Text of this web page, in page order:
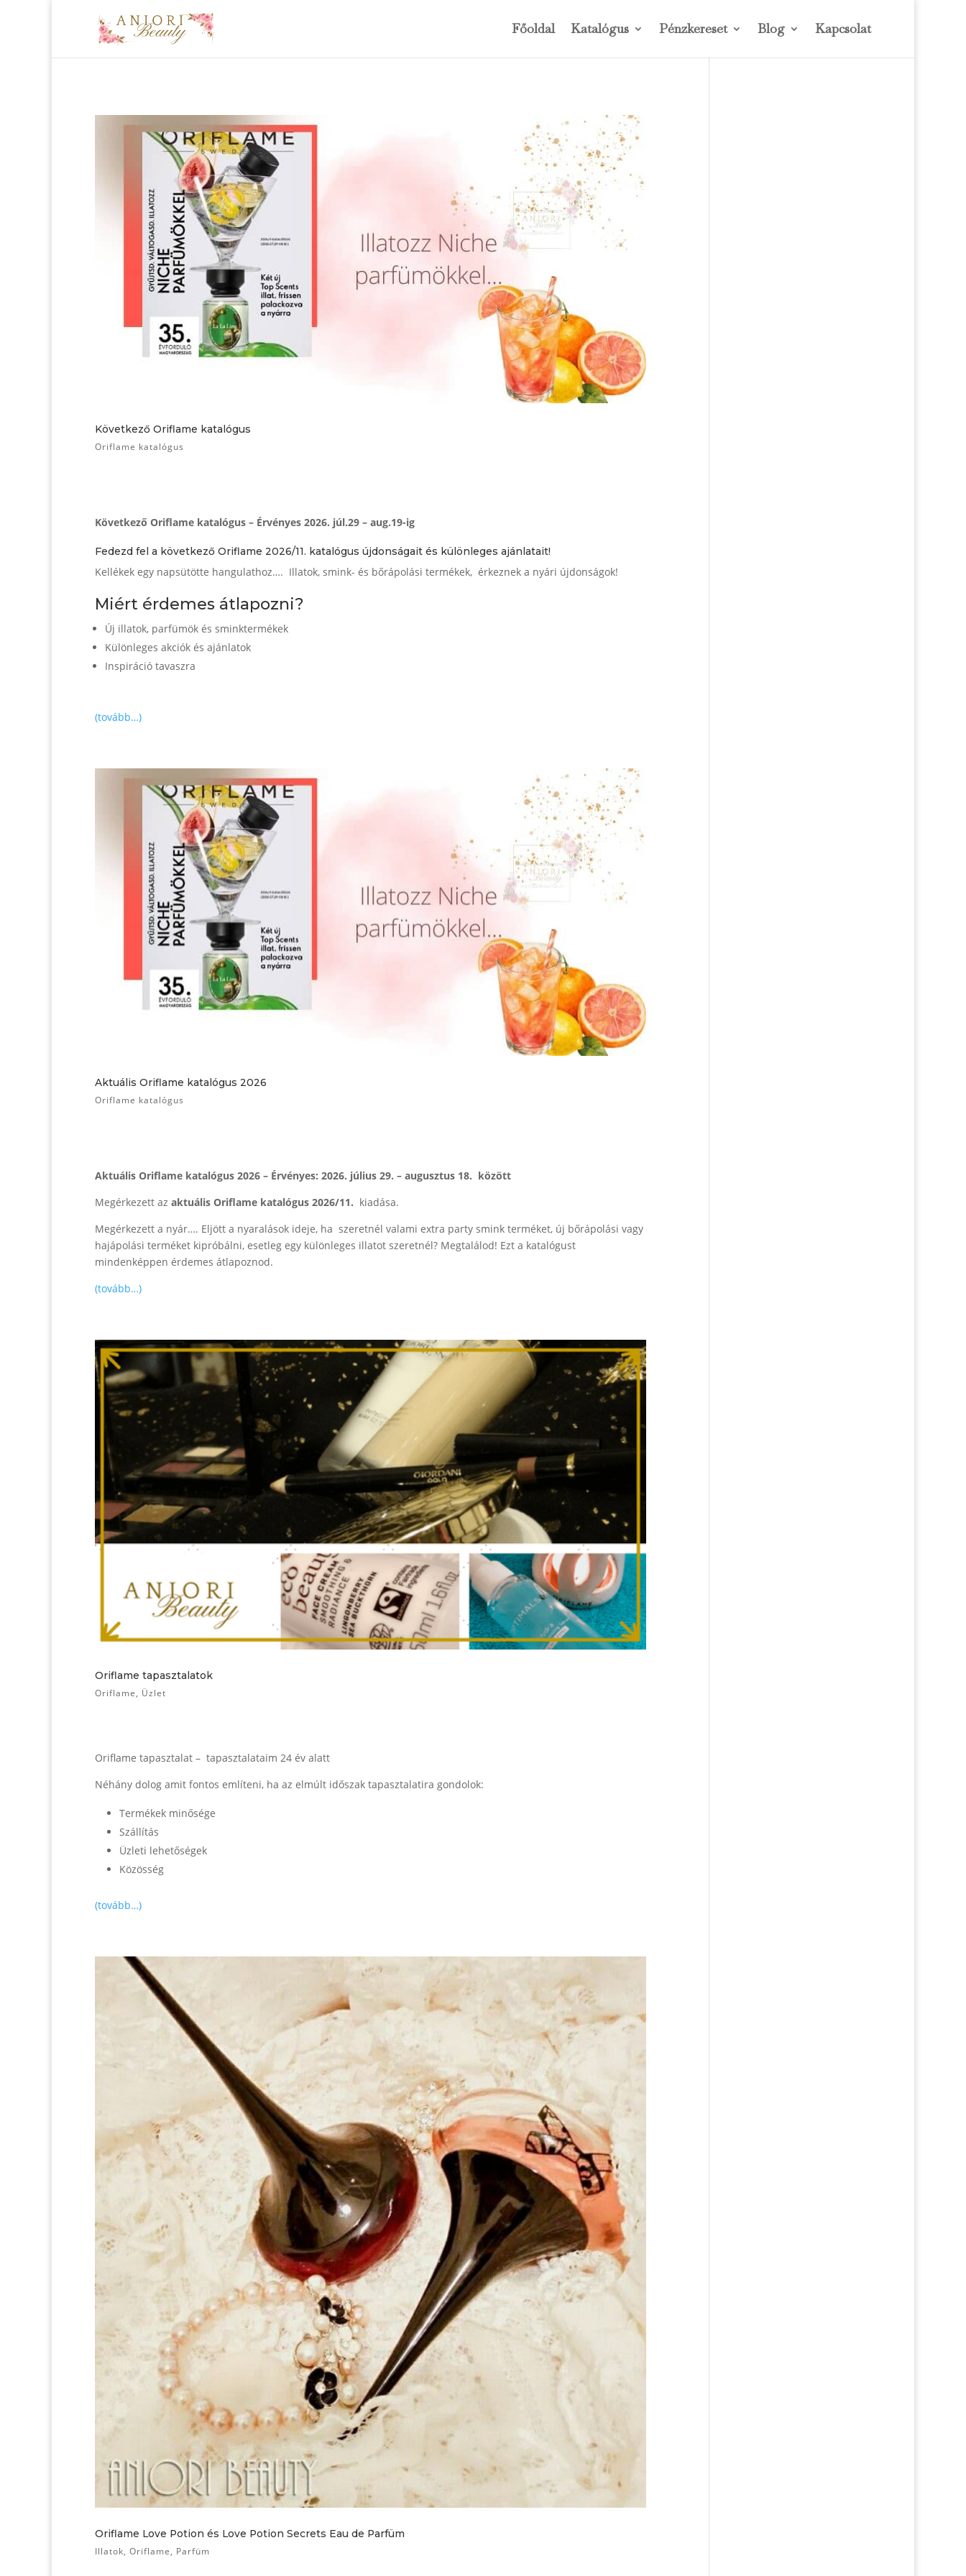
Főoldal Katalógus Pénzkereset Blog Kapcsolat
Következő Oriflame katalógus
Oriflame katalógus
Következő Oriflame katalógus – Érvényes 2026. júl.29 – aug.19-ig
Fedezd fel a következő Oriflame 2026/11. katalógus újdonságait és különleges ajánlatait!
Kellékek egy napsütötte hangulathoz…. Illatok, smink- és bőrápolási termékek, érkeznek a nyári újdonságok!
Miért érdemes átlapozni?
Új illatok, parfümök és sminktermékek
Különleges akciók és ajánlatok
Inspiráció tavaszra
(tovább…)
Aktuális Oriflame katalógus 2026
Oriflame katalógus
Aktuális Oriflame katalógus 2026 – Érvényes: 2026. július 29. – augusztus 18. között
Megérkezett az aktuális Oriflame katalógus 2026/11. kiadása.
Megérkezett a nyár…. Eljött a nyaralások ideje, ha szeretnél valami extra party smink terméket, új bőrápolási vagy
hajápolási terméket kipróbálni, esetleg egy különleges illatot szeretnél? Megtalálod! Ezt a katalógust
mindenképpen érdemes átlapoznod.
(tovább…)
Oriflame tapasztalatok
Oriflame, Üzlet
Oriflame tapasztalat – tapasztalataim 24 év alatt
Néhány dolog amit fontos említeni, ha az elmúlt időszak tapasztalatira gondolok:
Termékek minősége
Szállítás
Üzleti lehetőségek
Közösség
(tovább…)
Oriflame Love Potion és Love Potion Secrets Eau de Parfüm
Illatok, Oriflame, Parfüm